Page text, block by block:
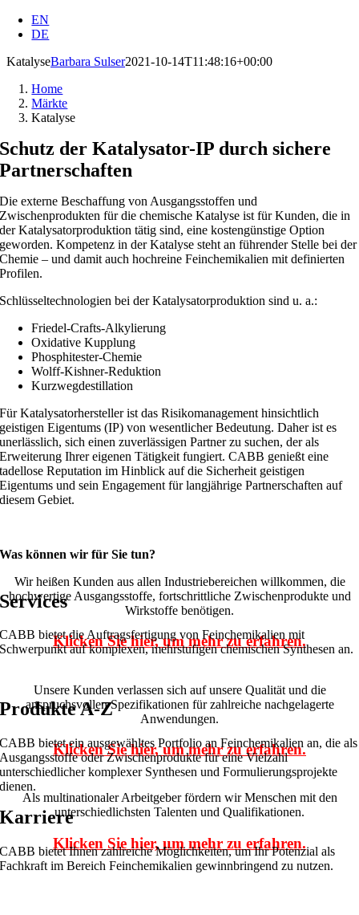
EN
DE
KatalyseBarbara Sulser2021-10-14T11:48:16+00:00
Home
Märkte
Katalyse
Schutz der Katalysator-IP durch sichere
Partnerschaften
Die externe Beschaffung von Ausgangsstoffen und
Zwischenprodukten für die chemische Katalyse ist für Kunden, die in
der Katalysatorproduktion tätig sind, eine kostengünstige Option
geworden. Kompetenz in der Katalyse steht an führender Stelle bei der
Chemie – und damit auch hochreine Feinchemikalien mit definierten
Profilen.
Schlüsseltechnologien bei der Katalysatorproduktion sind u. a.:
Friedel-Crafts-Alkylierung
Oxidative Kupplung
Phosphitester-Chemie
Wolff-Kishner-Reduktion
Kurzwegdestillation
Für Katalysatorhersteller ist das Risikomanagement hinsichtlich
geistigen Eigentums (IP) von wesentlicher Bedeutung. Daher ist es
unerlässlich, sich einen zuverlässigen Partner zu suchen, der als
Erweiterung Ihrer eigenen Tätigkeit fungiert. CABB genießt eine
tadellose Reputation im Hinblick auf die Sicherheit geistigen
Eigentums und sein Engagement für langjährige Partnerschaften auf
diesem Gebiet.
Was können wir für Sie tun?
Services
CABB bietet die Auftragsfertigung von Feinchemikalien mit
Schwerpunkt auf komplexen, mehrstufigen chemischen Synthesen an.
Wir heißen Kunden aus allen Industriebereichen willkommen, die
hochwertige Ausgangsstoffe, fortschrittliche Zwischenprodukte und
Wirkstoffe benötigen.
Klicken Sie hier, um mehr zu erfahren.
Produkte A-Z
CABB bietet ein ausgewähltes Portfolio an Feinchemikalien an, die als
Ausgangsstoffe oder Zwischenprodukte für eine Vielzahl
unterschiedlicher komplexer Synthesen und Formulierungsprojekte
dienen.
Unsere Kunden verlassen sich auf unsere Qualität und die
anspruchsvollen Spezifikationen für zahlreiche nachgelagerte
Anwendungen.
Klicken Sie hier, um mehr zu erfahren.
Karriere
CABB bietet Ihnen zahlreiche Möglichkeiten, um Ihr Potenzial als
Fachkraft im Bereich Feinchemikalien gewinnbringend zu nutzen.
Als multinationaler Arbeitgeber fördern wir Menschen mit den
unterschiedlichsten Talenten und Qualifikationen.
Klicken Sie hier, um mehr zu erfahren.